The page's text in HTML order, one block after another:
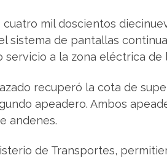
mil doscientos
de pantallas
a la zona eléctrica de
recuperó la cota de
apeadero. Ambos
andenes.
de Transportes,